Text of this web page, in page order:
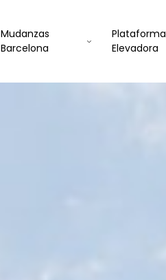
Mudanzas
Barcelona
Plataforma
Elevadora